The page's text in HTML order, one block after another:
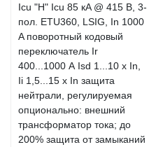
Icu "H" Icu 85 кA @ 415 В, 3-
пол. ETU360, LSIG, In 1000
A поворотный кодовый
переключатель Ir
400...1000 А Isd 1...10 x In,
Ii 1,5...15 x In защита
нейтрали, регулируемая
опционально: внешний
трансформатор тока; до
200% защита от замыканий